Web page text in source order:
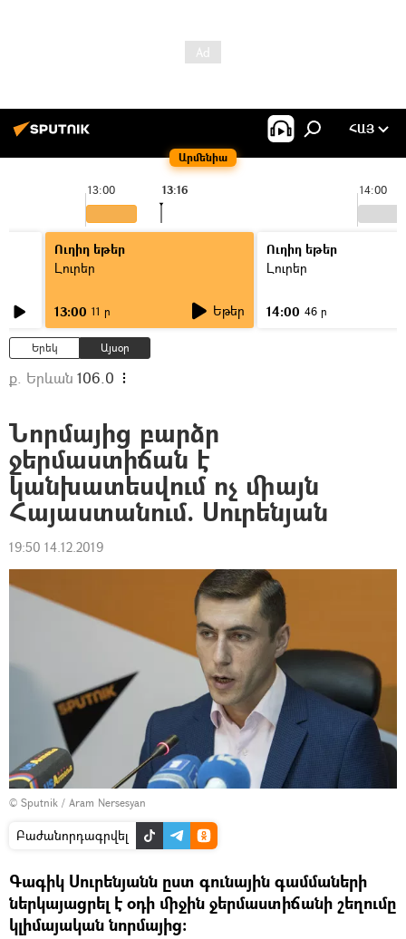
Արմենիա
ՀԱՅ
13:00 14:00
13:16
Ուղիղ եթեր
Լուրեր
13:00 11 ր Եթեր
Ուղիղ եթեր
Լուրեր
14:00 46 ր
Երեկ Այսօր
ք. Երևան 106.0
Նորմայից բարձր
ջերմաստիճան է
կանխատեսվում ոչ միայն
Հայաստանում. Սուրենյան
19:50 14.12.2019
© Sputnik / Aram Nersesyan
Բաժանորդագրվել
Գագիկ Սուրենյանն ըստ գունային գամմաների
ներկայացրել է օդի միջին ջերմաստիճանի շեղումը
կլիմայական նորմայից։